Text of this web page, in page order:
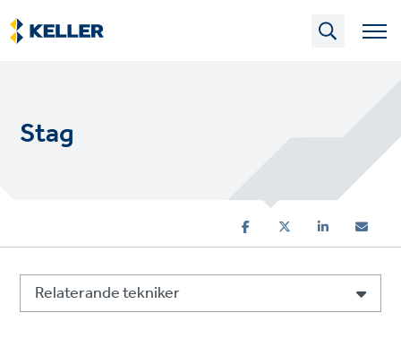
Skip
to
main
Stag
Relaterande tekniker